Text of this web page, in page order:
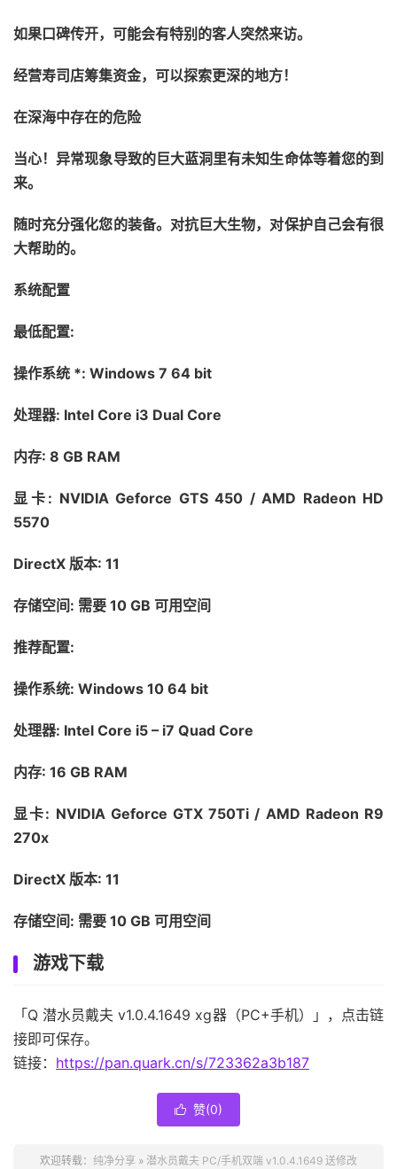
如果口碑传开，可能会有特别的客人突然来访。
经营寿司店筹集资金，可以探索更深的地方！
在深海中存在的危险
当心！异常现象导致的巨大蓝洞里有未知生命体等着您的到
来。
随时充分强化您的装备。对抗巨大生物，对保护自己会有很
大帮助的。
系统配置
最低配置:
操作系统 *: Windows 7 64 bit
处理器: Intel Core i3 Dual Core
内存: 8 GB RAM
显卡: NVIDIA Geforce GTS 450 / AMD Radeon HD
5570
DirectX 版本: 11
存储空间: 需要 10 GB 可用空间
推荐配置:
操作系统: Windows 10 64 bit
处理器: Intel Core i5 – i7 Quad Core
内存: 16 GB RAM
显卡: NVIDIA Geforce GTX 750Ti / AMD Radeon R9
270x
DirectX 版本: 11
存储空间: 需要 10 GB 可用空间
游戏下载
「Q 潜水员戴夫 v1.0.4.1649 xg器（PC+手机）」，点击链
接即可保存。
链接： https://pan.quark.cn/s/723362a3b187
 赞(0)
欢迎转载： 纯净分享 » 潜水员戴夫 PC/手机双端 v1.0.4.1649 送修改